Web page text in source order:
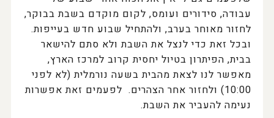
עבודה, סידורים ועומס, לקום מוקדם בשבת בבוקר,
לחזור מאוחר בערב, ולהתחיל שבוע חדש בעייפות.
ובכל זאת כדי לנצל את השבת ולא סתם להישאר
בבית, הפיתרון בטיול יחסית קרוב למרכז הארץ,
מאפשר לנו לצאת מהבית בשעה נורמלית (לא לפני
10:00) ולחזור אחר הצהרים. לפעמים זאת אפשרות
נעימה להעביר את השבת.